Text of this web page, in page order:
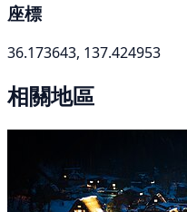
座標
36.173643, 137.424953
相關地區